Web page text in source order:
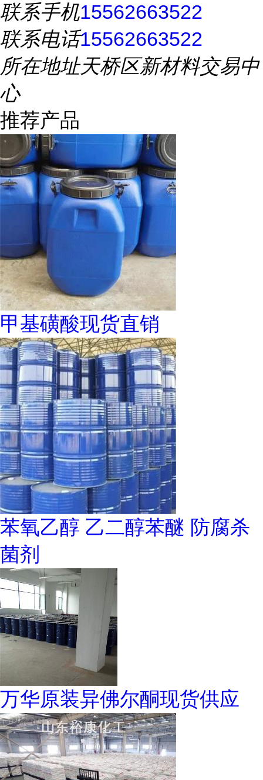
联系手机15562663522
联系电话15562663522
所在地址天桥区新材料交易中
心
推荐产品
甲基磺酸现货直销
苯氧乙醇 乙二醇苯醚 防腐杀
菌剂
万华原装异佛尔酮现货供应